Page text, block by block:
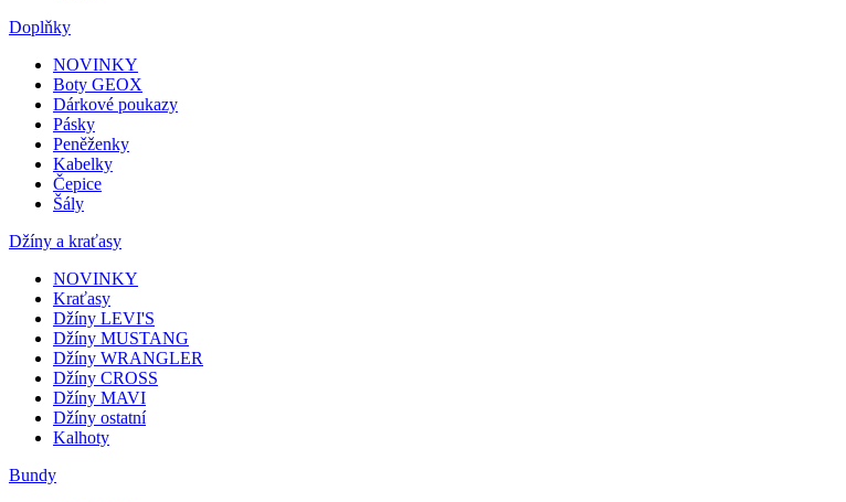
Doplňky
NOVINKY
Boty GEOX
Dárkové poukazy
Pásky
Peněženky
Kabelky
Čepice
Šály
Džíny a kraťasy
NOVINKY
Kraťasy
Džíny LEVI'S
Džíny MUSTANG
Džíny WRANGLER
Džíny CROSS
Džíny MAVI
Džíny ostatní
Kalhoty
Bundy